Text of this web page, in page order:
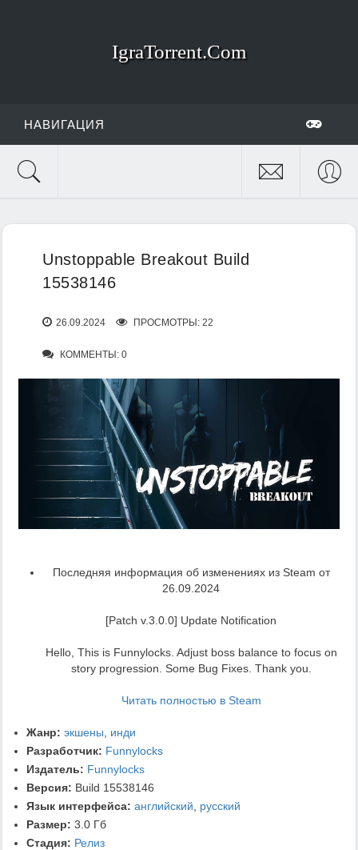
IgraTorrent.Com
НАВИГАЦИЯ
Unstoppable Breakout Build
15538146
26.09.2024 ПРОСМОТРЫ: 22
КОММЕНТЫ: 0
Последняя информация об изменениях из Steam от
26.09.2024
[Patch v.3.0.0] Update Notification
Hello, This is Funnylocks. Adjust boss balance to focus on
story progression. Some Bug Fixes. Thank you.
Читать полностью в Steam
Жанр: экшены
инди
Разработчик: Funnylocks
Издатель: Funnylocks
Версия: Build 15538146
Язык интерфейса: английский
русский
Размер: 3.0 Гб
Стадия: Релиз